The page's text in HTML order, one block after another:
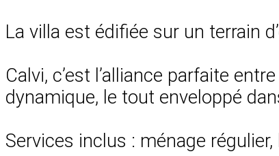
La villa est édifiée sur un terrain
Calvi, c’est l’alliance parfaite
dynamique, le tout enveloppé
Services inclus : ménage